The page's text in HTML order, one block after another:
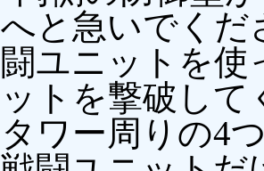
へと急いでくだ
闘ユニットを使
ットを撃破し
タワー周りの4